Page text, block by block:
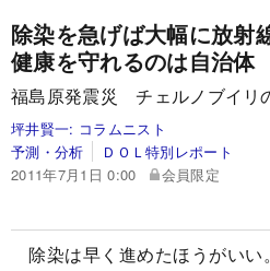
除染を急げば大幅に放射
健康を守れるのは自治体
福島原発震災 チェルノブイリ
坪井賢一: コラムニスト
予測・分析
ＤＯＬ特別レポート
2011年7月1日 0:00
会員限定
除染は早く進めたほうがいい